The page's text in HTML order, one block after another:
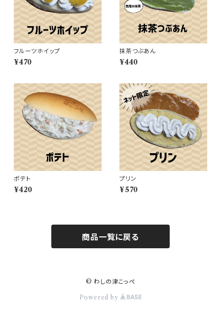
フルーツホイップ
¥470
抹茶つぶあん
¥440
ポテト
¥420
プリン
¥570
商品一覧に戻る
© わしの津こっぺ
Powered by